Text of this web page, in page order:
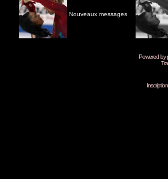
Nouveaux messages
Powered by